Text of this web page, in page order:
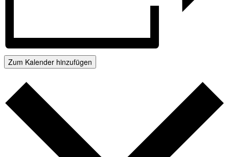
Zum Kalender hinzufügen